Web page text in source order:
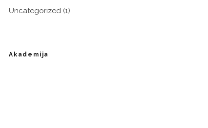
Uncategorized (1)
Akademija